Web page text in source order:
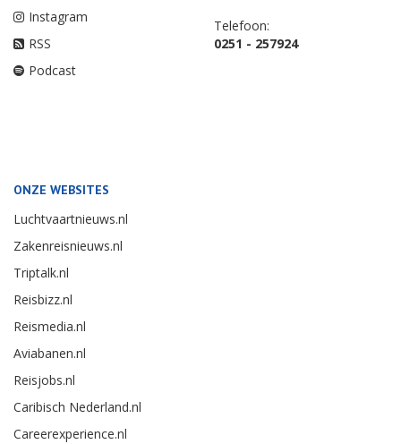
Instagram
RSS
Podcast
Telefoon:
0251 - 257924
ONZE WEBSITES
Luchtvaartnieuws.nl
Zakenreisnieuws.nl
Triptalk.nl
Reisbizz.nl
Reismedia.nl
Aviabanen.nl
Reisjobs.nl
Caribisch Nederland.nl
Careerexperience.nl